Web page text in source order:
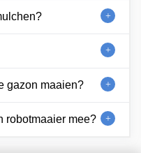
gazon maaien?
robotmaaier mee?